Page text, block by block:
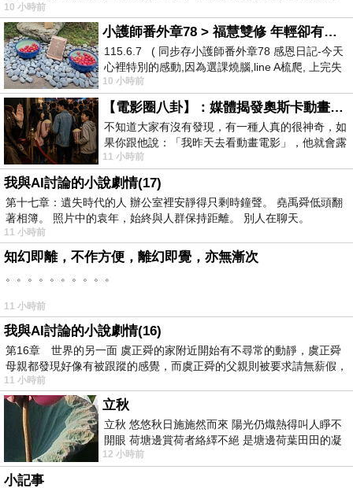
10 小時前
小護師番外章78 > 福慧雙修 年輕卻有個老靈魂 ㄑ金剛經〉podcast
115.6.7 ( 同步存小護師番外章78 感恩日記-今天
心裡特別的感動,因為選課燒腦,line A梳爬, 上完失
智課的她,特來傾
10 小時前
【電影圈八卦】：媒體揭發奧斯卡動畫項目投票醜聞！好萊塢為什麼看不起動畫電影？
不知道大家有沒有發現，有一種人真的很神奇，如
果你跟他說：「我昨天去看動畫電影」，他就會露
出一種慈祥的微笑，然後問你是不是陪小
11 小時前
我與AI討論的小說劇情(17)
第十七章：遺失時代的人 辦公室裡安靜得只剩時鐘聲。 堯禹舜低頭翻
著相簿。 照片中的袁年，始終與人群保持距離。 別人在聊天。
11 小時前
知幻即離，不作方便，離幻即覺，亦無漸次
。。。。。。。。。。
11 小時前
我與AI討論的小說劇情(16)
第16章 世界的另一面 虞正舜的家附近開始有不尋常的動靜，虞正舜
母親都發現好像有被跟蹤的感覺，而虞正舜的父親則被要求請無薪假，
11 小時前
立秋
立秋 悠悠秋日施施然而來 陽光仍熾熱得叫人睜不
開眼 荷塘邊賞荷者絡繹不絕 是塘邊荷葉田田的凝
望 風中飄逸的是映日荷花別樣紅
12 小時前
小記事